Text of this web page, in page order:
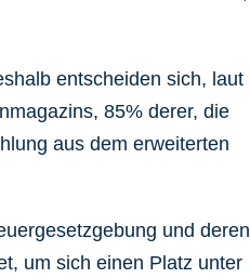
entscheiden sich, laut
85% derer, die
aus dem erweiterten
und deren
um sich einen Platz unter